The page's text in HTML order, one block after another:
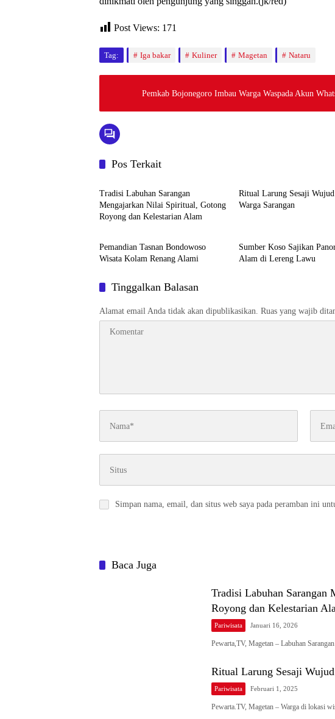
Post Views: 171
Tag: Iga bakar Kuliner Magetan Nataru
Pemkab Bojonegoro Imbau Warga Waspada Akun
Pos Terkait
Pariwisata
Tradisi Labuhan Sarangan
Mengajarkan Nilai Spiritual, Gotong
Royong dan Kelestarian Alam
Ritual Larung Sesaji
Warga Sarangan
Pariwisata
Pemandian Tasnan Bondowoso
Wisata Kolam Renang Alami
Sumber Koso Sajikan
Alam di Lereng Lawu
Tinggalkan Balasan
Alamat email Anda tidak akan dipublikasikan. Ruas yang wajib
Simpan nama, email, dan situs web saya pada peramban ini
Baca Juga
Tradisi Labuhan
Royong dan Kelestarian
Pariwisata Januari 16, 2026
Pewarta,TV, Magetan – Labuhan
Ritual Larung Sesaji
Pariwisata Februari 1, 2025
Pewarta.TV, Magetan – Warga di lokasi